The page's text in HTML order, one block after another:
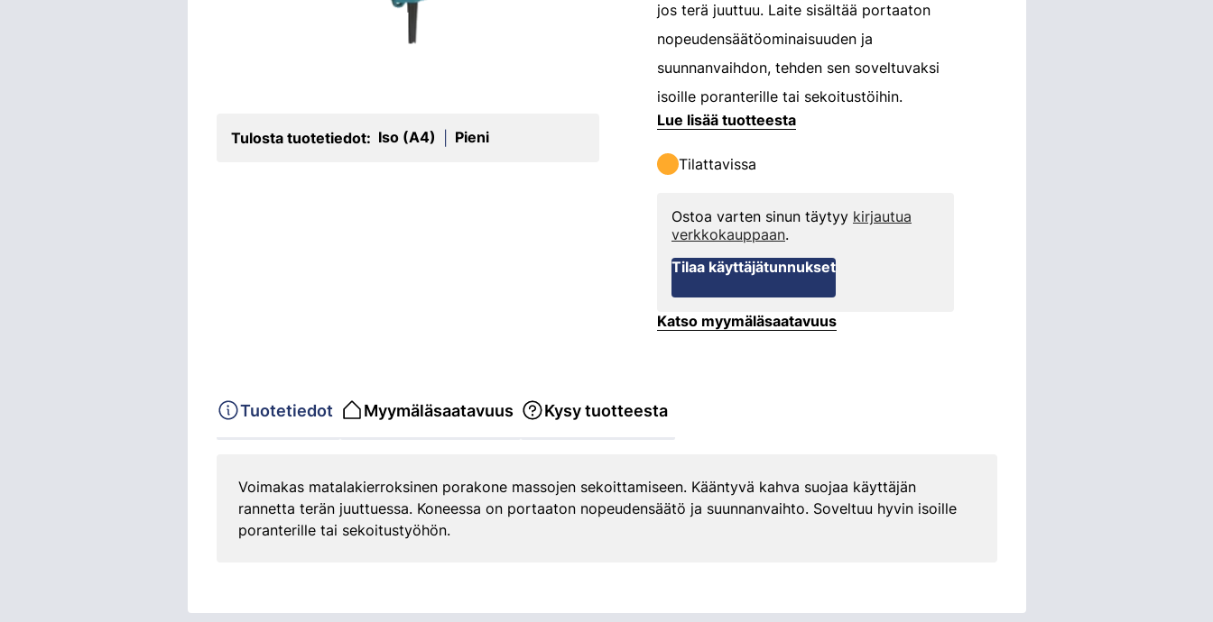
Tulosta tuotetiedot: Iso (A4) Pieni
jos terä juuttuu. Laite sisältää portaaton
nopeudensäätöominaisuuden ja
suunnanvaihdon, tehden sen soveltuvaksi
isoille poranterille tai sekoitustöihin.
Lue lisää tuotteesta
Tilattavissa
Ostoa varten sinun täytyy kirjautua
verkkokauppaan.
Tilaa käyttäjätunnukset
Katso myymäläsaatavuus
Tuotetiedot Myymäläsaatavuus Kysy tuotteesta
Voimakas matalakierroksinen porakone massojen sekoittamiseen. Kääntyvä kahva suojaa käyttäjän
rannetta terän juuttuessa. Koneessa on portaaton nopeudensäätö ja suunnanvaihto. Soveltuu hyvin isoille
poranterille tai sekoitustyöhön.